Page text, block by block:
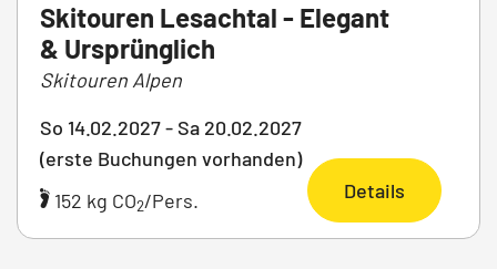
Skitouren Lesachtal - Elegant
& Ursprünglich
Skitouren Alpen
So 14.02.2027 - Sa 20.02.2027
(erste Buchungen vorhanden)
152 kg CO2/Pers. Details